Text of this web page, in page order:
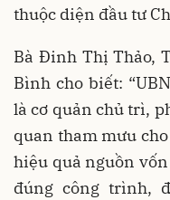
thuộc diện đầu tư
Bà Đinh Thị Thảo,
Bình cho biết:
là cơ quản chủ trì,
quan tham mưu
hiệu quả nguồn
đúng công trình,